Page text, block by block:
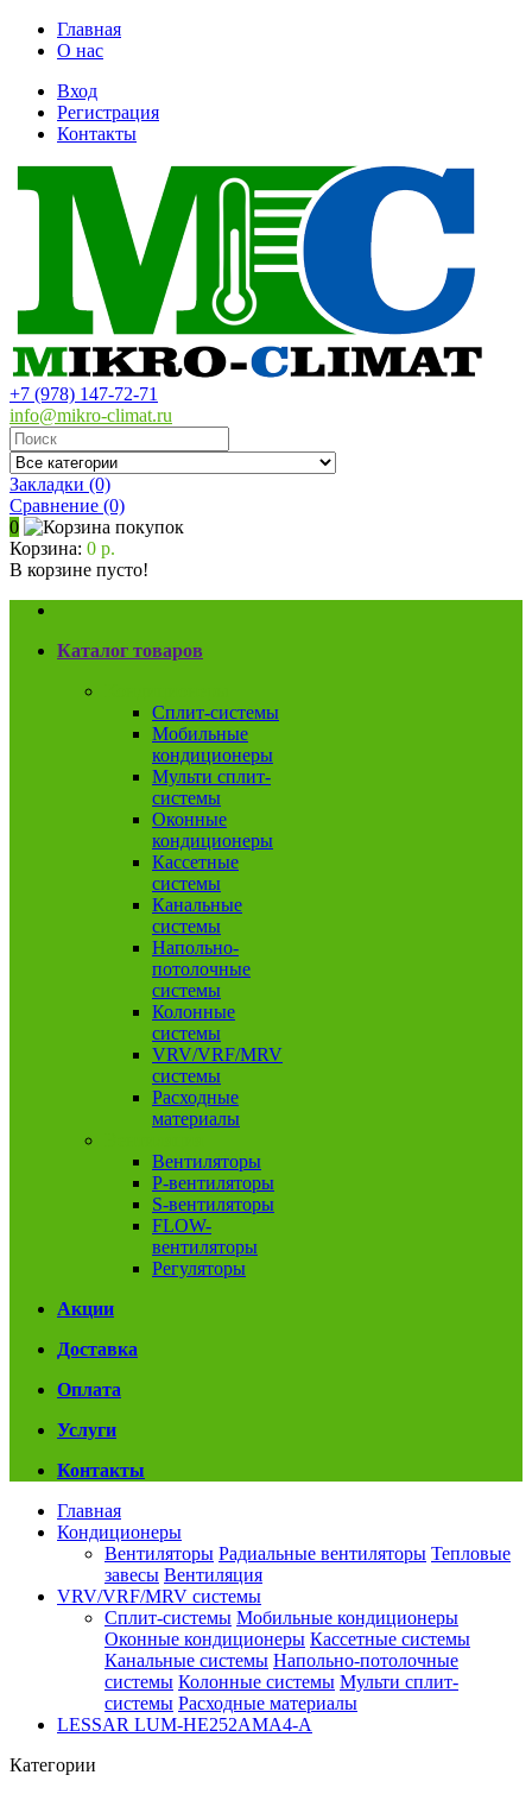
Главная
О нас
Вход
Регистрация
Контакты
+7 (978) 147-72-71
info@mikro-climat.ru
Закладки (0)
Сравнение (0)
0
Корзина: 0 р.
В корзине пусто!
Каталог товаров
Сплит-системы
Мобильные
кондиционеры
Мульти сплит-
системы
Оконные
кондиционеры
Кассетные
системы
Канальные
системы
Напольно-
потолочные
системы
Колонные
системы
VRV/VRF/MRV
системы
Расходные
материалы
Вентиляторы
P-вентиляторы
S-вентиляторы
FLOW-
вентиляторы
Регуляторы
Акции
Доставка
Оплата
Услуги
Контакты
Главная
Кондиционеры
Вентиляторы Радиальные вентиляторы Тепловые
завесы Вентиляция
VRV/VRF/MRV системы
Сплит-системы Мобильные кондиционеры
Оконные кондиционеры Кассетные системы
Канальные системы Напольно-потолочные
системы Колонные системы Мульти сплит-
системы Расходные материалы
LESSAR LUM-HE252AMA4-A
Категории